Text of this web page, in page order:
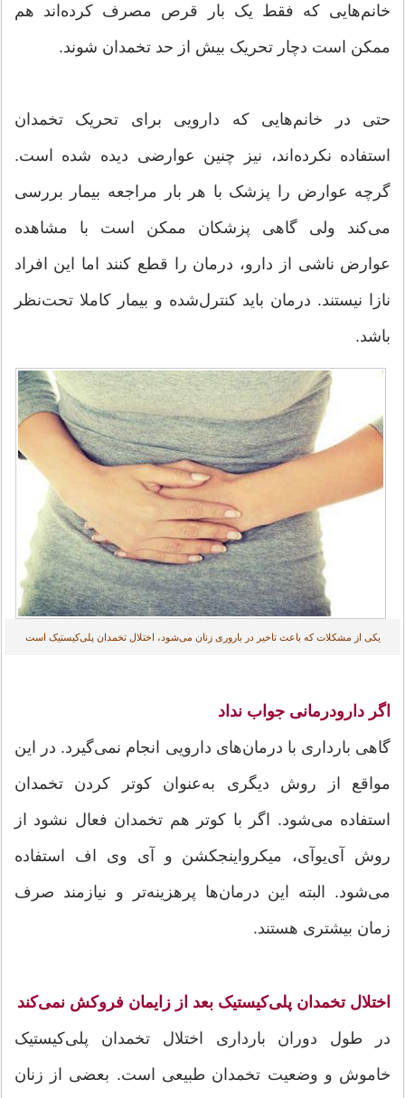
خانم‌هایی که فقط یک بار قرص مصرف کرده‌اند هم
ممکن است دچار تحریک بیش از حد تخمدان شوند.
حتی در خانم‌هایی که دارویی برای تحریک تخمدان
استفاده نکرده‌اند، نیز چنین عوارضی دیده شده است.
گرچه عوارض را پزشک با هر بار مراجعه بیمار بررسی
می‌کند ولی گاهی پزشکان ممکن است با مشاهده
عوارض ناشی از دارو، درمان را قطع کنند اما این افراد
نازا نیستند. درمان باید کنترل‌شده و بیمار کاملا تحت‌نظر
باشد.
یکی از مشکلات که باعث تاخیر در باروری زنان می‌شود، اختلال تخمدان پلی‌کیستیک است
اگر دارودرمانی جواب نداد
گاهی بارداری با درمان‌های دارویی انجام نمی‌گیرد. در این
مواقع از روش دیگری به‌عنوان کوتر کردن تخمدان
استفاده می‌شود. اگر با کوتر هم تخمدان فعال نشود از
روش آی‌یوآی، میکرواینجکشن و آی وی اف استفاده
می‌شود. البته این درمان‌ها پرهزینه‌تر و نیازمند صرف
زمان بیشتری هستند.
اختلال تخمدان پلی‌کیستیک بعد از زایمان فروکش نمی‌کند
در طول دوران بارداری اختلال تخمدان پلی‌کیستیک
خاموش و وضعیت تخمدان طبیعی است. بعضی از زنان